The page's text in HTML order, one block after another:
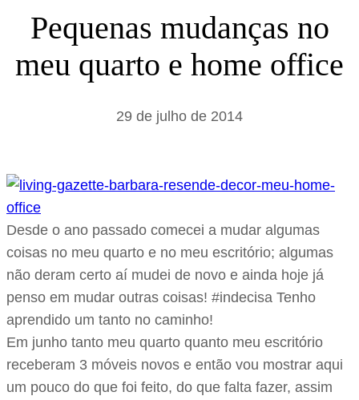
a
r
Pequenas mudanças no
meu quarto e home office
29 de julho de 2014
Desde o ano passado comecei a mudar algumas
coisas no meu quarto e no meu escritório; algumas
não deram certo aí mudei de novo e ainda hoje já
penso em mudar outras coisas! #indecisa Tenho
aprendido um tanto no caminho!
Em junho tanto meu quarto quanto meu escritório
receberam 3 móveis novos e então vou mostrar aqui
um pouco do que foi feito, do que falta fazer, assim